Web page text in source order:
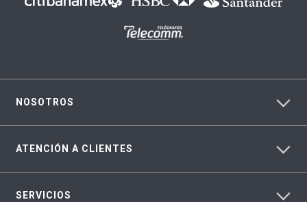
NOSOTROS
ATENCIÓN A CLIENTES
SERVICIOS